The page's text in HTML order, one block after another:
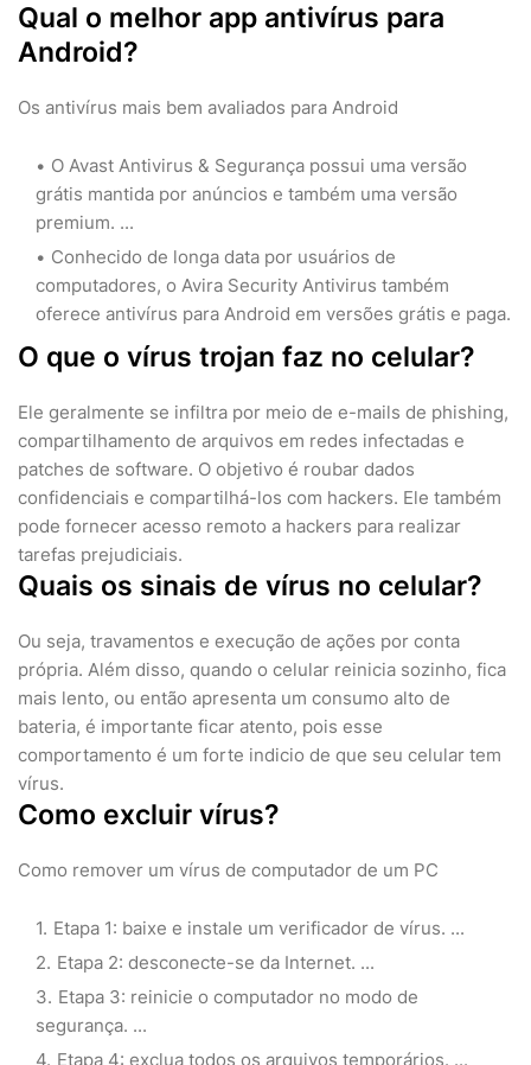
Qual o melhor app antivírus para
Android?
Os antivírus mais bem avaliados para Android
O Avast Antivirus & Segurança possui uma versão
grátis mantida por anúncios e também uma versão
premium. ...
Conhecido de longa data por usuários de
computadores, o Avira Security Antivirus também
oferece antivírus para Android em versões grátis e paga.
O que o vírus trojan faz no celular?
Ele geralmente se infiltra por meio de e-mails de phishing,
compartilhamento de arquivos em redes infectadas e
patches de software. O objetivo é roubar dados
confidenciais e compartilhá-los com hackers. Ele também
pode fornecer acesso remoto a hackers para realizar
tarefas prejudiciais.
Quais os sinais de vírus no celular?
Ou seja, travamentos e execução de ações por conta
própria. Além disso, quando o celular reinicia sozinho, fica
mais lento, ou então apresenta um consumo alto de
bateria, é importante ficar atento, pois esse
comportamento é um forte indicio de que seu celular tem
vírus.
Como excluir vírus?
Como remover um vírus de computador de um PC
Etapa 1: baixe e instale um verificador de vírus. ...
Etapa 2: desconecte-se da Internet. ...
Etapa 3: reinicie o computador no modo de
segurança. ...
Etapa 4: exclua todos os arquivos temporários. ...